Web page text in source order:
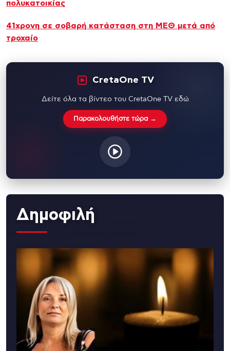
πολυκατοικίας
41χρονη σε σοβαρή κατάσταση στη ΜΕΘ μετά από
τροχαίο
CretaOne TV
Δείτε όλα τα βίντεο του CretaOne TV εδώ
Παρακολουθήστε τώρα →
Δημοφιλή